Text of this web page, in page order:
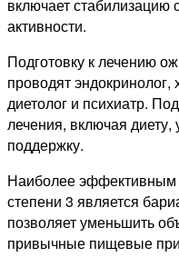
включает стабилизацию
активности.
Подготовку к лечению
проводят эндокринолог,
диетолог и психиатр.
лечения, включая
поддержку.
Наиболее эффективным
степени 3 является
позволяет уменьшить
привычные пищевые